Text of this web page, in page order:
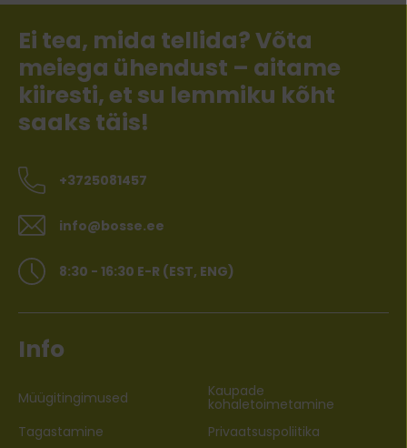
Ei tea, mida tellida? Võta
meiega ühendust – aitame
kiiresti, et su lemmiku kõht
saaks täis!
+3725081457
info@bosse.ee
8:30 - 16:30 E-R (EST, ENG)
Info
Müügitingimused Kaupade
kohaletoimetamine
Tagastamine
Privaatsuspoliitika